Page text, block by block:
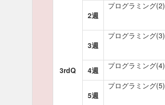
3rdQ
2週
プログラミング(2)
3週
プログラミング(3)
4週
プログラミング(4)
5週
プログラミング(5)